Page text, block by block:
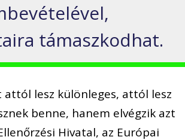
támaszkodhat.
lesz különleges, attól lesz
benne, hanem elvégzik azt
Hivatal, az Európai